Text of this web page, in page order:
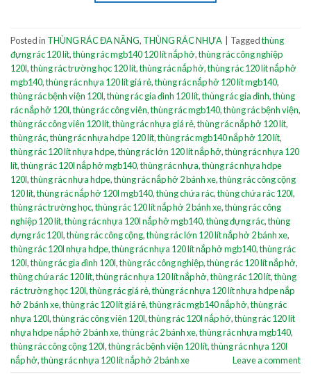
Posted in THÙNG RÁC ĐA NĂNG, THÙNG RÁC NHỰA Taggedthùng
đựng rác 120 lít,thùng rác mgb140 120 lít nắp hở,thùng rác công nghiệp
120l,thùng rác trường học 120 lít,thùng rác nắp hở,thùng rác 120 lít nắp hở
mgb140,thùng rác nhựa 120 lít giá rẻ,thùng rác nắp hở 120 lít mgb140,
thùng rác bệnh viện 120l,thùng rác gia đình 120 lít,thùng rác gia đình,thùng
rác nắp hở 120l,thùng rác công viên,thùng rác mgb140,thùng rác bệnh viện,
thùng rác công viên 120 lít,thùng rác nhựa giá rẻ,thùng rác nắp hở 120 lít,
thùng rác,thùng rác nhựa hdpe 120 lít,thùng rác mgb140 nắp hở 120 lít,
thùng rác 120 lít nhựa hdpe,thùng rác lớn 120 lít nắp hở,thùng rác nhựa 120
lít,thùng rác 120l nắp hở mgb140,thùng rác nhựa,thùng rác nhựa hdpe
120l,thùng rác nhựa hdpe,thùng rác nắp hở 2 bánh xe,thùng rác công cộng
120 lít,thùng rác nắp hở 120l mgb140,thùng chứa rác,thùng chứa rác 120l,
thùng rác trường học,thùng rác 120 lít nắp hở 2 bánh xe,thùng rác công
nghiệp 120 lít,thùng rác nhựa 120l nắp hở mgb140,thùng đựng rác,thùng
đựng rác 120l,thùng rác công cộng,thùng rác lớn 120 lít nắp hở 2 bánh xe,
thùng rác 120l nhựa hdpe,thùng rác nhựa 120 lít nắp hở mgb140,thùng rác
120l,thùng rác gia đình 120l,thùng rác công nghiệp,thùng rác 120 lít nắp hở,
thùng chứa rác 120 lít,thùng rác nhựa 120 lít nắp hở,thùng rác 120 lít,thùng
rác trường học 120l,thùng rác giá rẻ,thùng rác nhựa 120 lít nhựa hdpe nắp
hở 2 bánh xe,thùng rác 120 lít giá rẻ,thùng rác mgb140 nắp hở,thùng rác
nhựa 120l,thùng rác công viên 120l,thùng rác 120l nắp hở,thùng rác 120 lít
nhựa hdpe nắp hở 2 bánh xe,thùng rác 2 bánh xe,thùng rác nhựa mgb140,
thùng rác công cộng 120l,thùng rác bệnh viện 120 lít,thùng rác nhựa 120l
nắp hở,thùng rác nhựa 120 lít nắp hở 2 bánh xe Leave a comment